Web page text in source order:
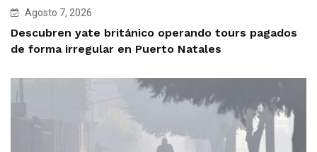
Agosto 7, 2026
Descubren yate británico operando tours pagados
de forma irregular en Puerto Natales